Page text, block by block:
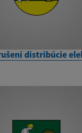
distribúcie